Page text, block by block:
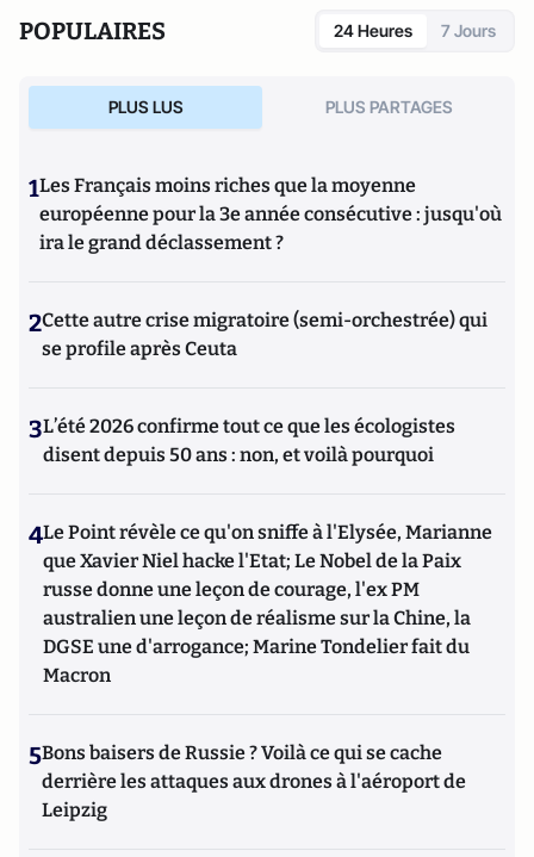
POPULAIRES 24 Heures 7 Jours
PLUS LUS PLUS PARTAGES
1Les Français moins riches que la moyenne
européenne pour la 3e année consécutive : jusqu'où
ira le grand déclassement ?
2Cette autre crise migratoire (semi-orchestrée) qui
se profile après Ceuta
3L’été 2026 confirme tout ce que les écologistes
disent depuis 50 ans : non, et voilà pourquoi
4Le Point révèle ce qu'on sniffe à l'Elysée, Marianne
que Xavier Niel hacke l'Etat; Le Nobel de la Paix
russe donne une leçon de courage, l'ex PM
australien une leçon de réalisme sur la Chine, la
DGSE une d'arrogance; Marine Tondelier fait du
Macron
5Bons baisers de Russie ? Voilà ce qui se cache
derrière les attaques aux drones à l'aéroport de
Leipzig